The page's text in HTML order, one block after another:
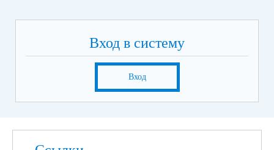
9 июня
Экзамен по предметам на выбор выпускника (кроме
русского языка и математики)
Вход в систему
Вход